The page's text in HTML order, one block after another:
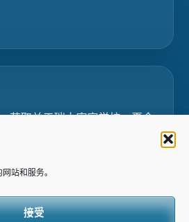
站和服务。
接受
获取关于瑞士寄宿学校、夏令
定制化建议。.